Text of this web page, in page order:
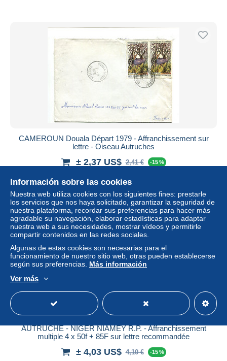
CAMEROUN Douala Départ 1979 - Affranchissement sur
lettre - Oiseau Autruches
± 2,37 US$ 2,41 € -15 %
Estatus
AUTRUCHE - NIGER NIAMEY R.P. - Affranchissement
multiple 4 x 50f + 85F sur lettre recommandée
± 4,03 US$ 4,10 € -15 %
Información sobre las cookies
Nuestra web utiliza cookies con los siguientes fines: prestarle
los servicios que nos haya solicitado, garantizar la seguridad de
nuestra plataforma, recordar sus preferencias para hacer más
agradable su navegación, elaborar estadísticas para adaptar
nuestra web a sus necesidades, mostrar vídeos y permitirle
compartir contenidos en las redes sociales.
Algunas de estas cookies son necesarias para el
funcionamiento de nuestro sitio web, otras pueden establecerse
según sus preferencias. Más información
Ver más